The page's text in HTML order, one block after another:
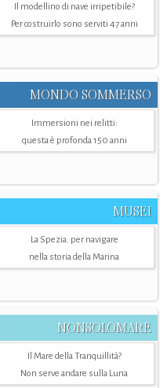
Il modellino di nave irripetibile?
Per costruirlo sono serviti 47 anni
MONDO SOMMERSO
Immersioni nei relitti:
questa è profonda 150 anni
MUSEI
La Spezia. per navigare
nella storia della Marina
NONSOLOMARE
Il Mare della Tranquillità?
Non serve andare sulla Luna